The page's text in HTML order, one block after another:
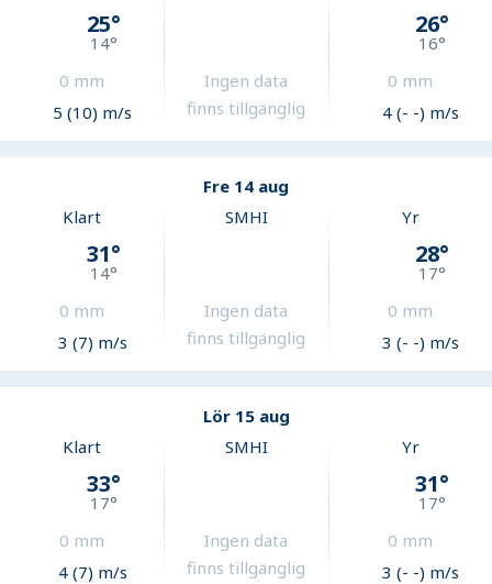
25°
14°
0 mm
5 (10) m/s
Ingen data
finns tillgänglig
26°
16°
0 mm
4 (- -) m/s
Fre 14 aug
Klart
31°
14°
0 mm
3 (7) m/s
SMHI
Ingen data
finns tillgänglig
Yr
28°
17°
0 mm
3 (- -) m/s
Lör 15 aug
Klart
33°
17°
0 mm
4 (7) m/s
SMHI
Ingen data
finns tillgänglig
Yr
31°
17°
0 mm
3 (- -) m/s